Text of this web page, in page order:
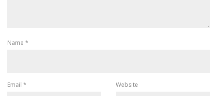
Name *
Email * Website